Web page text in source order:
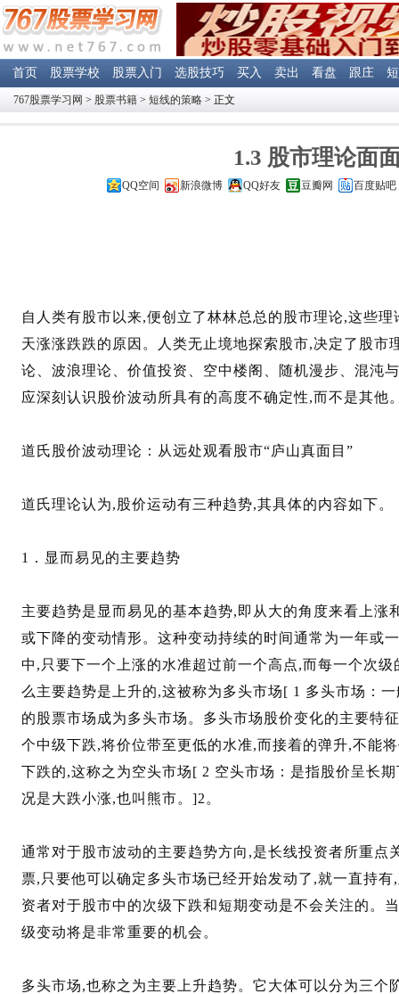
首页 股票学校 股票入门 选股技巧 买入 卖出 看盘 跟庄
767股票学习网 > 股票书籍 > 短线的策略 > 正文
1.3 股市理论面
QQ空间 新浪微博 QQ好友 豆瓣网 百度贴吧
自人类有股市以来,便创立了林林总总的股市理论,这些
天涨涨跌跌的原因。人类无止境地探索股市,决定了股市
论、波浪理论、价值投资、空中楼阁、随机漫步、混沌
应深刻认识股价波动所具有的高度不确定性,而不是其他
道氏股价波动理论：从远处观看股市“庐山真面目”
道氏理论认为,股价运动有三种趋势,其具体的内容如下。
1．显而易见的主要趋势
主要趋势是显而易见的基本趋势,即从大的角度来看上
或下降的变动情形。这种变动持续的时间通常为一年或
中,只要下一个上涨的水准超过前一个高点,而每一个次
么主要趋势是上升的,这被称为多头市场[ 1 多头市场：
的股票市场成为多头市场。多头市场股价变化的主要特
个中级下跌,将价位带至更低的水准,而接着的弹升,不能
下跌的,这称之为空头市场[ 2 空头市场：是指股价呈长
况是大跌小涨,也叫熊市。]2。
通常对于股市波动的主要趋势方向,是长线投资者所重点
票,只要他可以确定多头市场已经开始发动了,就一直持
资者对于股市中的次级下跌和短期变动是不会关注的。
级变动将是非常重要的机会。
多头市场,也称之为主要上升趋势。它大体可以分为三个